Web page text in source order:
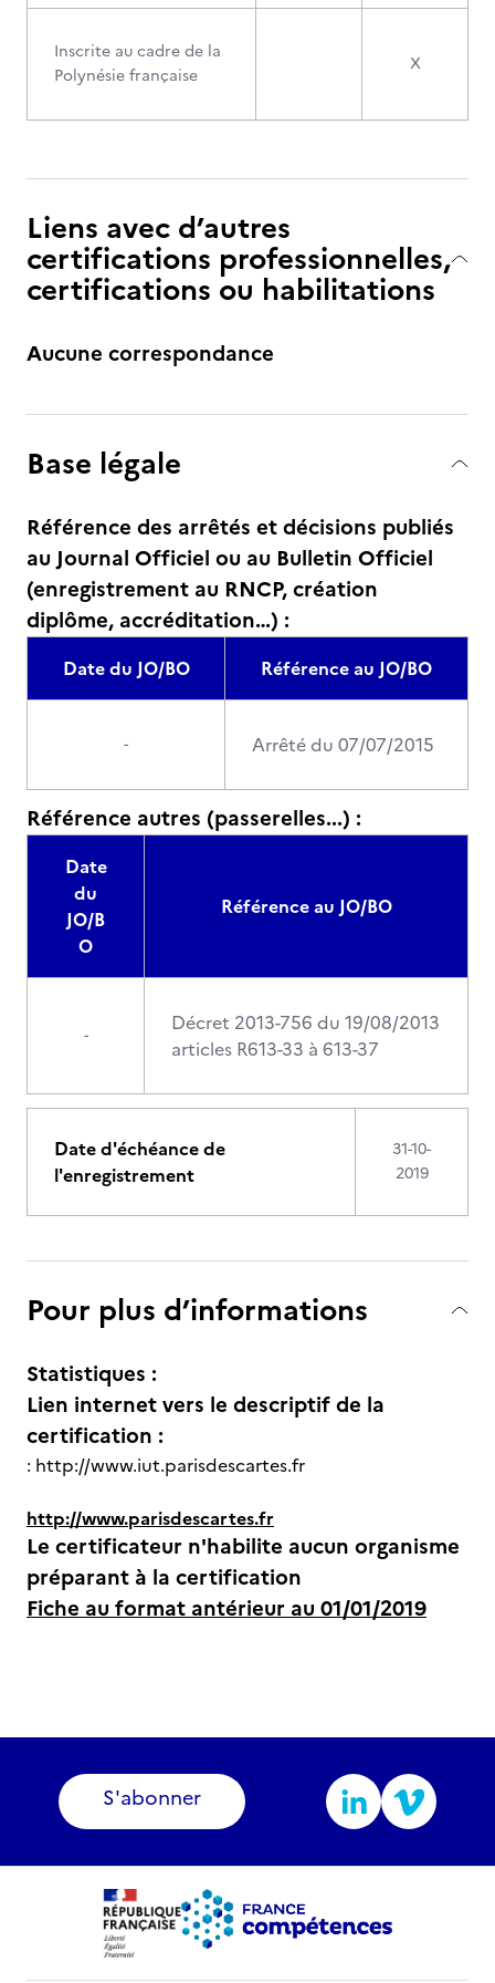
Inscrite au cadre de la
Polynésie française
X
Liens avec d’autres
certifications professionnelles,
certifications ou habilitations
Aucune correspondance
Base légale
Référence des arrêtés et décisions publiés
au Journal Officiel ou au Bulletin Officiel
(enregistrement au RNCP, création
diplôme, accréditation…) :
Date du JO/BO Référence au JO/BO
- Arrêté du 07/07/2015
Référence autres (passerelles...) :
Date
du
JO/B
O
Référence au JO/BO
-
Décret 2013-756 du 19/08/2013
articles R613-33 à 613-37
Date d'échéance de
l'enregistrement
31-10-
2019
Pour plus d’informations
Statistiques :
Lien internet vers le descriptif de la
certification :
: http://www.iut.parisdescartes.fr
http://www.parisdescartes.fr
Le certificateur n'habilite aucun organisme
préparant à la certification
Fiche au format antérieur au 01/01/2019
S'abonner